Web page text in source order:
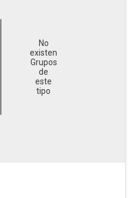
No
existen
Grupos
de
este
tipo